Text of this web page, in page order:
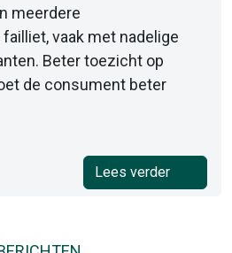
meerdere
vaak met nadelige
Beter toezicht op
de consument beter
Lees verder